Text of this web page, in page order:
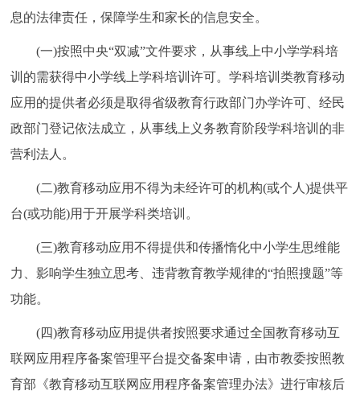
息的法律责任，保障学生和家长的信息安全。
(一)按照中央“双减”文件要求，从事线上中小学学科培
训的需获得中小学线上学科培训许可。学科培训类教育移动
应用的提供者必须是取得省级教育行政部门办学许可、经民
政部门登记依法成立，从事线上义务教育阶段学科培训的非
营利法人。
(二)教育移动应用不得为未经许可的机构(或个人)提供平
台(或功能)用于开展学科类培训。
(三)教育移动应用不得提供和传播惰化中小学生思维能
力、影响学生独立思考、违背教育教学规律的“拍照搜题”等
功能。
(四)教育移动应用提供者按照要求通过全国教育移动互
联网应用程序备案管理平台提交备案申请，由市教委按照教
育部《教育移动互联网应用程序备案管理办法》进行审核后